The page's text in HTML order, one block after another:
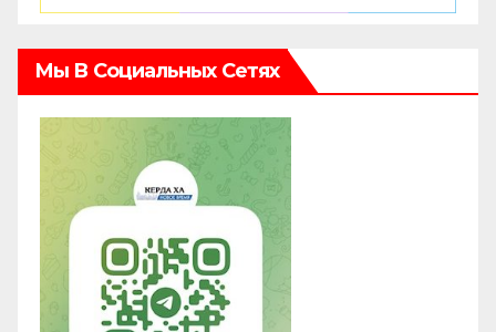
Мы В Социальных Сетях